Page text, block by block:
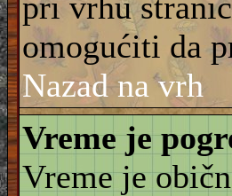
omogućiti da
Nazad na vrh
Vreme je
Vreme je